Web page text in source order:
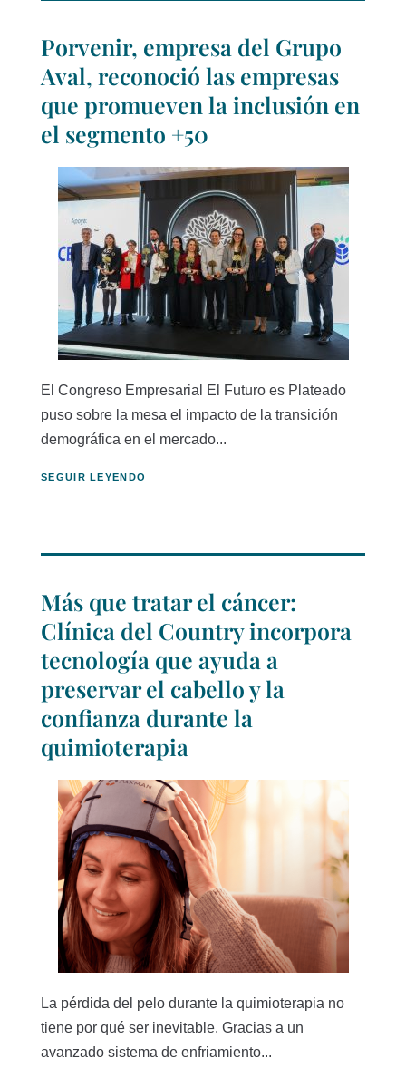
Porvenir, empresa del Grupo
Aval, reconoció las empresas
que promueven la inclusión en
el segmento +50
El Congreso Empresarial El Futuro es Plateado
puso sobre la mesa el impacto de la transición
demográfica en el mercado...
SEGUIR LEYENDO
Más que tratar el cáncer:
Clínica del Country incorpora
tecnología que ayuda a
preservar el cabello y la
confianza durante la
quimioterapia
La pérdida del pelo durante la quimioterapia no
tiene por qué ser inevitable. Gracias a un
avanzado sistema de enfriamiento...